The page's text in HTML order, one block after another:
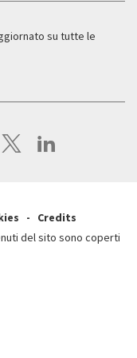
su tutte le
Credits
del sito sono coperti